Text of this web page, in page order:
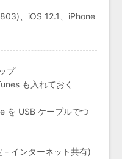
、iOS 12.1、iPhone
プ
も入れておく
を USB ケーブルでつ
- インターネット共有)